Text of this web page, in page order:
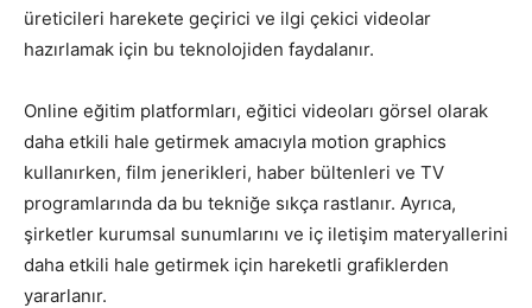
üreticileri harekete geçirici ve ilgi çekici videolar
hazırlamak için bu teknolojiden faydalanır.
Online eğitim platformları, eğitici videoları görsel olarak
daha etkili hale getirmek amacıyla motion graphics
kullanırken, film jenerikleri, haber bültenleri ve TV
programlarında da bu tekniğe sıkça rastlanır. Ayrıca,
şirketler kurumsal sunumlarını ve iç iletişim materyallerini
daha etkili hale getirmek için hareketli grafiklerden
yararlanır.